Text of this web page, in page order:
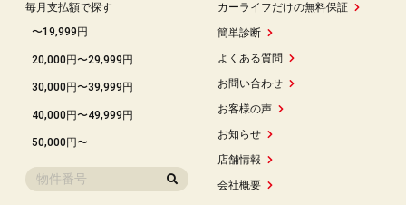
毎月支払額で探す
〜19,999円
20,000円〜29,999円
30,000円〜39,999円
40,000円〜49,999円
50,000円〜
カーライフだけの無料保証
簡単診断
よくある質問
お問い合わせ
お客様の声
お知らせ
店舗情報
会社概要